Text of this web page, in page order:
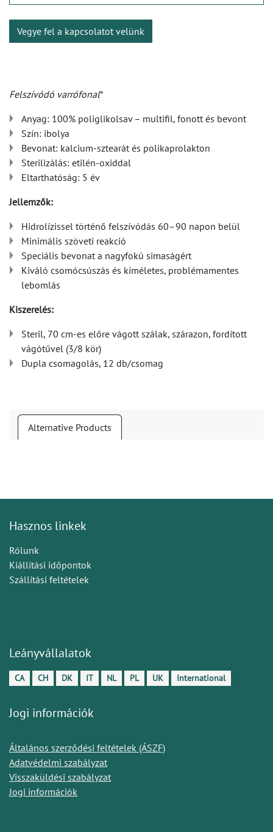
Vegye fel a kapcsolatot velünk
Felszívódó varrófonal*
Anyag: 100% poliglikolsav – multifil, fonott és bevont
Szín: ibolya
Bevonat: kalcium-sztearát és polikaprolakton
Sterilizálás: etilén-oxiddal
Eltarthatóság: 5 év
Jellemzők:
Hidrolízissel történő felszívódás 60–90 napon belül
Minimális szöveti reakció
Speciális bevonat a nagyfokú simaságért
Kiváló csomócsúszás és kíméletes, problémamentes
lebomlás
Kiszerelés:
Steril, 70 cm-es előre vágott szálak, szárazon, fordított
vágótűvel (3/8 kör)
Dupla csomagolás, 12 db/csomag
Alternative Products
Hasznos linkek
Rólunk
Kiállítási időpontok
Szállítási feltételek
Leányvállalatok
CA CH DK IT NL PL UK International
Jogi információk
Általános szerződési feltételek (ÁSZF)
Adatvédelmi szabályzat
Visszaküldési szabályzat
Jogi információk